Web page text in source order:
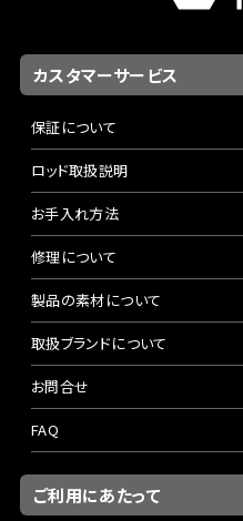
カスタマーサービス
保証について
ロッド取扱説明
お手入れ方法
修理について
製品の素材について
取扱ブランドについて
お問合せ
FAQ
ご利用にあたって